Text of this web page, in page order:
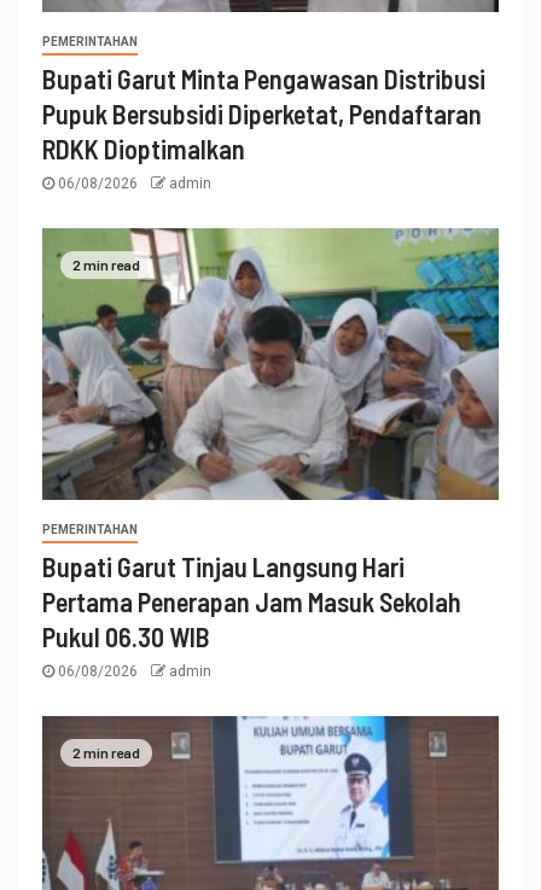
PEMERINTAHAN
Bupati Garut Minta Pengawasan Distribusi
Pupuk Bersubsidi Diperketat, Pendaftaran
RDKK Dioptimalkan
06/08/2026 admin
2 min read
PEMERINTAHAN
Bupati Garut Tinjau Langsung Hari
Pertama Penerapan Jam Masuk Sekolah
Pukul 06.30 WIB
06/08/2026 admin
2 min read